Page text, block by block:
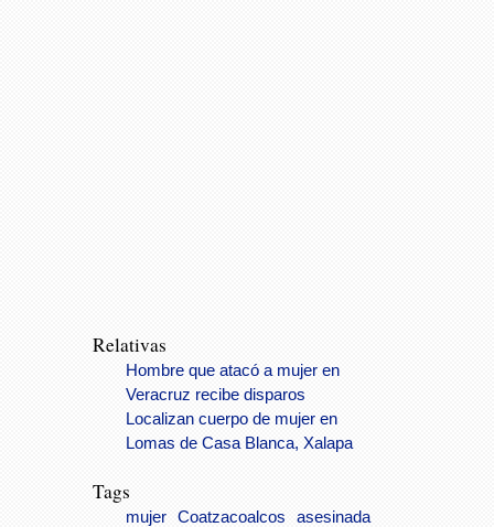
Relativas
Hombre que atacó a mujer en
Veracruz recibe disparos
Localizan cuerpo de mujer en
Lomas de Casa Blanca, Xalapa
Tags
mujer Coatzacoalcos asesinada